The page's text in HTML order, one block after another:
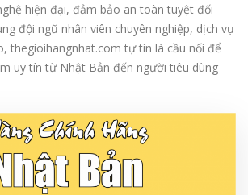
hiện đại, đảm bảo an toàn tuyệt đối
đội ngũ nhân viên chuyên nghiệp, dịch vụ
thegioihangnhat.com tự tin là cầu nối để
uy tín từ Nhật Bản đến người tiêu dùng